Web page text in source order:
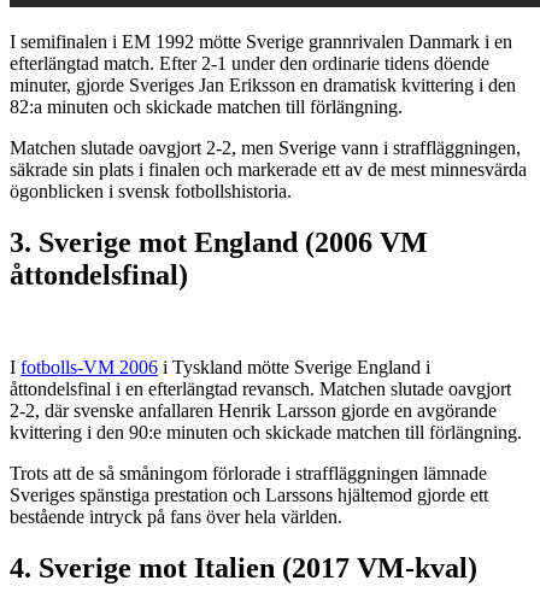
I semifinalen i EM 1992 mötte Sverige grannrivalen Danmark i en
efterlängtad match. Efter 2-1 under den ordinarie tidens döende
minuter, gjorde Sveriges Jan Eriksson en dramatisk kvittering i den
82:a minuten och skickade matchen till förlängning.
Matchen slutade oavgjort 2-2, men Sverige vann i straffläggningen,
säkrade sin plats i finalen och markerade ett av de mest minnesvärda
ögonblicken i svensk fotbollshistoria.
3. Sverige mot England (2006 VM
åttondelsfinal)
I fotbolls-VM 2006 i Tyskland mötte Sverige England i
åttondelsfinal i en efterlängtad revansch. Matchen slutade oavgjort
2-2, där svenske anfallaren Henrik Larsson gjorde en avgörande
kvittering i den 90:e minuten och skickade matchen till förlängning.
Trots att de så småningom förlorade i straffläggningen lämnade
Sveriges spänstiga prestation och Larssons hjältemod gjorde ett
bestående intryck på fans över hela världen.
4. Sverige mot Italien (2017 VM-kval)